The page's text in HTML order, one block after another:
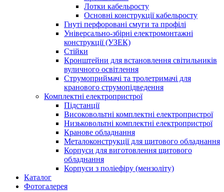
Лотки кабельросту
Основні конструкції кабельросту
Гнуті перфоровані смуги та профілі
Універсально-збірні електромонтажні
конструкції (УЗЕК)
Стійки
Кронштейни для встановлення світильників
вуличного освітлення
Струмоприймачі та тролетримачі для
кранового струмопідведення
Комплектні електропристрої
Підстанції
Високовольтні комплектні електропристрої
Низьковольтні комплектні електропристрої
Кранове обладнання
Металоконструкції для щитового обладнання
Корпуси для виготовлення щитового
обладнання
Корпуси з поліефіру (мензоліту)
Каталог
Фотогалерея